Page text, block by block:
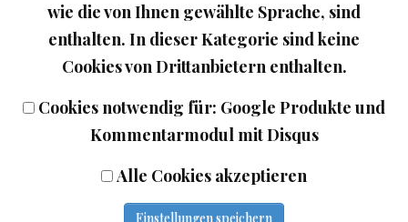
Adresse: Hochstrasse 10, D-87527 Sonthofen
Telefon: +49.8321.3346
E-Mail:info@enzian-brennerei.de
Links
Datenschutz
AGB
wie die von Ihnen gewählte Sprache, sind
enthalten. In dieser Kategorie sind keine
Cookies von Drittanbietern enthalten.
Cookies notwendig für: Google Produkte und
Kommentarmodul mit Disqus
Alle Cookies akzeptieren
Einstellungen speichern